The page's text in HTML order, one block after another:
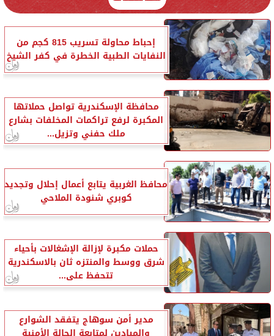
إحباط محاولة تسريب 815 كجم من
النفايات الطبية الخطرة في كفر الشيخ
محافظة الإسكندرية تواصل حملاتها
المكبرة لرفع تراكمات المخلفات بشارع
ملك حفني وتزيل...
محافظ الغربية يتابع أعمال إحلال وتجديد
كوبري شنودة الملاحي
حملات مكبرة لإزالة الإشغالات بأحياء
شرق ووسط والمنتزه ثان بالاسكندرية
تتحفظ على...
مدير أمن سوهاج يتفقد الشوارع
والميادين لمتابعة الحالة الأمنية